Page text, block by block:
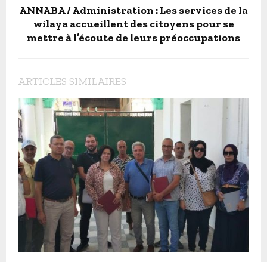
ANNABA / Administration : Les services de la
wilaya accueillent des citoyens pour se
mettre à l’écoute de leurs préoccupations
ARTICLES SIMILAIRES